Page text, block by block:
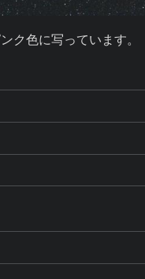
ク色に写っています。